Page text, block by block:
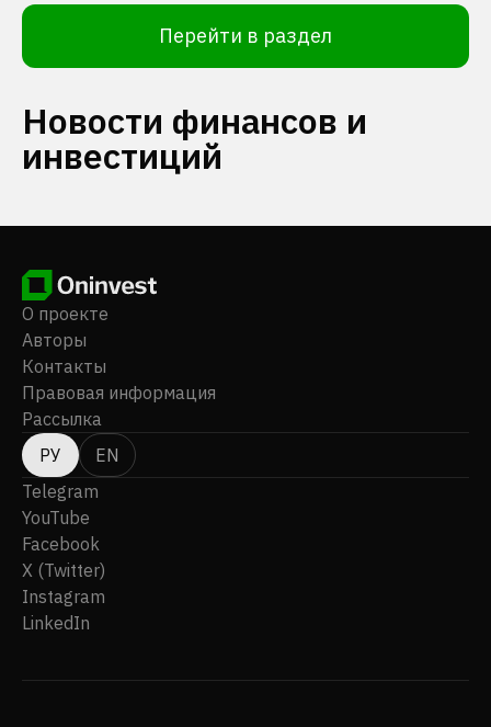
Перейти в раздел
Новости финансов и
инвестиций
О проекте
Авторы
Контакты
Правовая информация
Рассылка
РУ
EN
Telegram
YouTube
Facebook
X (Twitter)
Instagram
LinkedIn